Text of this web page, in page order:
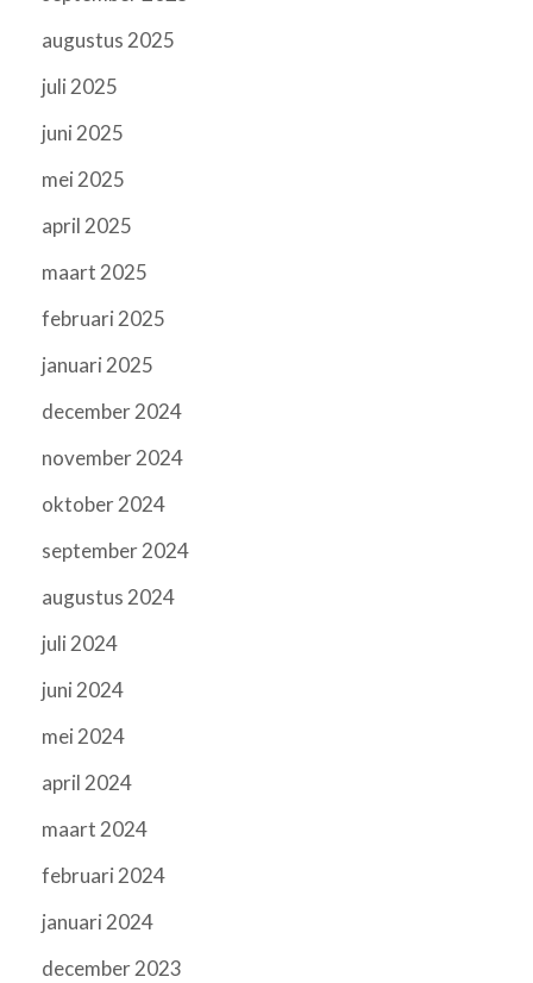
augustus 2025
juli 2025
juni 2025
mei 2025
april 2025
maart 2025
februari 2025
januari 2025
december 2024
november 2024
oktober 2024
september 2024
augustus 2024
juli 2024
juni 2024
mei 2024
april 2024
maart 2024
februari 2024
januari 2024
december 2023